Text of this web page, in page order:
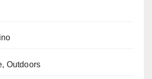
Outdoors